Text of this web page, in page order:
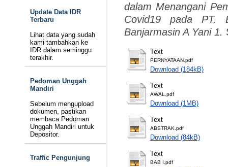
Update Data IDR
Terbaru
Lihat data yang sudah
kami tambahkan ke
IDR dalam seminggu
terakhir.
Pedoman Unggah
Mandiri
Sebelum mengupload
dokumen, pastikan
membaca Pedoman
Unggah Mandiri untuk
Depositor.
Traffic Pengunjung
dalam Menangani
Covid19 pada PT.
Banjarmasin A Yani 1.
Text
PERNYATAAN.pdf
Download (184kB)
Text
AWAL.pdf
Download (1MB)
Text
ABSTRAK.pdf
Download (84kB)
Text
BAB I.pdf